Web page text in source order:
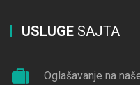
USLUGE SAJTA
Oglašavanje na